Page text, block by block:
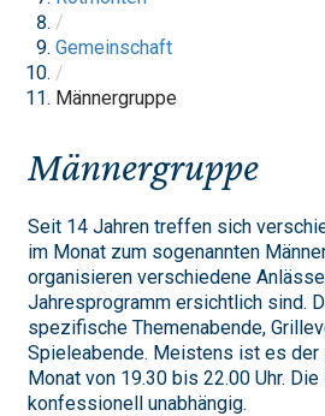
/
Gemeinschaft
/
Männergruppe
Männergruppe
Seit 14 Jahren treffen sich
im Monat zum sogenannten
organisieren verschiedene
Jahresprogramm ersichtlich sind.
spezifische Themenabende,
Spieleabende. Meistens ist es
Monat von 19.30 bis 22.00 Uhr.
konfessionell unabhängig.